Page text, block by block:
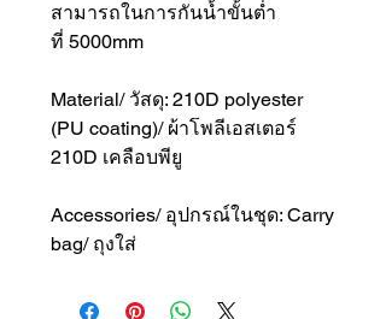
สามารถในการกันน้ำขั้นต่ำ
ที่ 5000mm
Material/ วัสดุ: 210D polyester
(PU coating)/ ผ้าโพลีเอสเตอร์
210D เคลือบพียู
Accessories/ อุปกรณ์ในชุด: Carry
bag/ ถุงใส่